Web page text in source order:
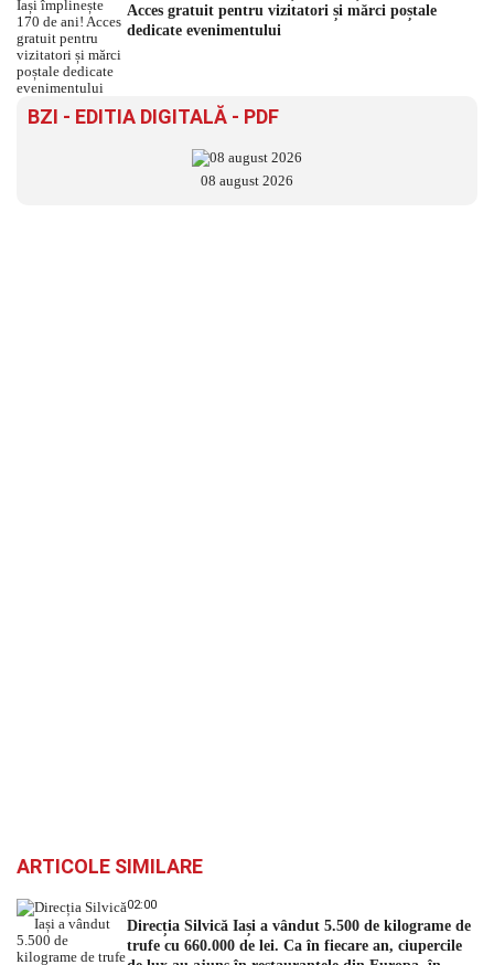
Acces gratuit pentru vizitatori și mărci poștale
dedicate evenimentului
BZI - EDITIA DIGITALĂ - PDF
08 august 2026
ARTICOLE SIMILARE
02:00
Direcția Silvică Iași a vândut 5.500 de kilograme de
trufe cu 660.000 de lei. Ca în fiecare an, ciupercile